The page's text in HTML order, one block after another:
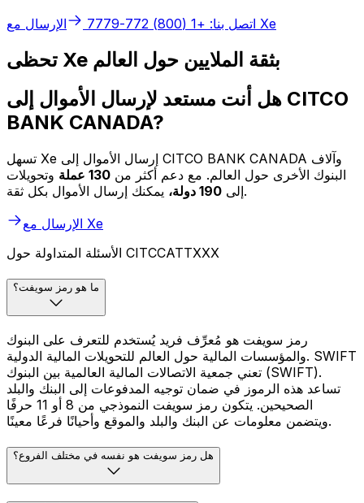
اتصل بنا: +1 (800) 772-7779 الإرسال مع Xe
تحظى Xe بثقة الملايين حول العالم
هل أنت مستعد لإرسال الأموال إلى CITCO
BANK CANADA?
تسهل Xe إرسال الأموال إلى CITCO BANK CANADA وآلاف
البنوك الأخرى حول العالم. مع دعم أكثر من 130 عملة
وتحويلات
إلى 190 دولة،
يمكنك إرسال الأموال بكل ثقة.
الإرسال مع Xe
الأسئلة المتداولة حول CITCCATTXXX
ما هو رمز سويفت؟
رمز سويفت هو مُعرِّف فريد يُستخدم للتعرف على البنوك
والمؤسسات المالية حول العالم للتحويلات المالية الدولية. SWIFT
تعني جمعية الاتصالات المالية العالمية بين البنوك (SWIFT).
تساعد هذه الرموز في ضمان توجيه المدفوعات إلى البنك والبلد
الصحيحين. يتكون رمز سويفت النموذجي من 8 أو 11 حرفًا
ويتضمن معلومات عن البنك والبلد والموقع وأحيانًا فرعًا معينًا.
هل رمز سويفت هو نفسه في مختلف الفروع؟